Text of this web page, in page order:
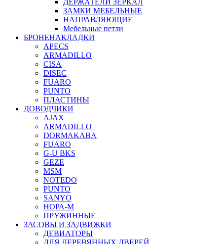
ЗАМКИ МЕБЕЛЬНЫЕ
НАПРАВЛЯЮЩИЕ
Мебельные петли
БРОНЕНАКЛАДКИ
APECS
ARMADILLO
CISA
DISEC
FUARO
PUNTO
ПЛАСТИНЫ
ДОВОДЧИКИ
AJAX
ARMADILLO
DORMAKABA
FUARO
G-U BKS
GEZE
MSM
NOTEDO
PUNTO
SANYO
НОРА-М
ПРУЖИННЫЕ
ЗАСОВЫ И ЗАДВИЖКИ
ДЕВИАТОРЫ
ДЛЯ ДЕРЕВЯННЫХ ДВЕРЕЙ